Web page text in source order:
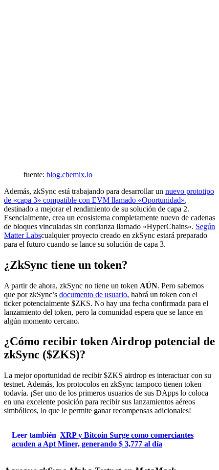
fuente: blog.chemix.io
Además, zkSync está trabajando para desarrollar un nuevo prototipo
de «capa 3» compatible con EVM llamado «Oportunidad»,
destinado a mejorar el rendimiento de su solución de capa 2.
Esencialmente, crea un ecosistema completamente nuevo de cadenas
de bloques vinculadas sin confianza llamado «HyperChains». Según
Matter Labscualquier proyecto creado en zkSync estará preparado
para el futuro cuando se lance su solución de capa 3.
¿ZkSync tiene un token?
A partir de ahora, zkSync no tiene un token AÚN. Pero sabemos
que por zkSync’s documento de usuario, habrá un token con el
ticker potencialmente $ZKS. No hay una fecha confirmada para el
lanzamiento del token, pero la comunidad espera que se lance en
algún momento cercano.
¿Cómo recibir token Airdrop potencial de
zkSync ($ZKS)?
La mejor oportunidad de recibir $ZKS airdrop es interactuar con su
testnet. Además, los protocolos en zkSync tampoco tienen token
todavía. ¡Ser uno de los primeros usuarios de sus DApps lo coloca
en una excelente posición para recibir sus lanzamientos aéreos
simbólicos, lo que le permite ganar recompensas adicionales!
Leer también XRP y Bitcoin Surge como comerciantes
acuden a Apt Miner, generando $ 3,777 al día